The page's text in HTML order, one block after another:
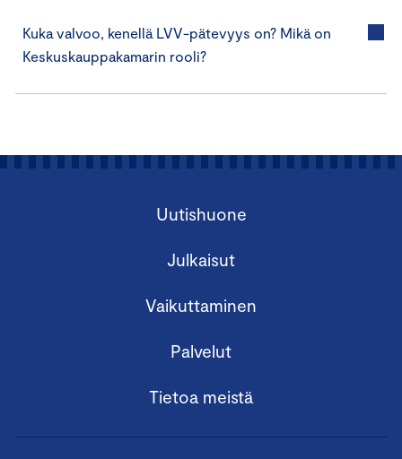
Kuka valvoo, kenellä LVV-pätevyys on? Mikä on
Keskuskauppakamarin rooli?
Uutishuone
Julkaisut
Vaikuttaminen
Palvelut
Tietoa meistä